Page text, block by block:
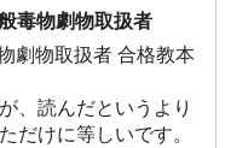
毒物劇物取扱者
劇物取扱者 合格教本
、読んだというより
だけに等しいです。